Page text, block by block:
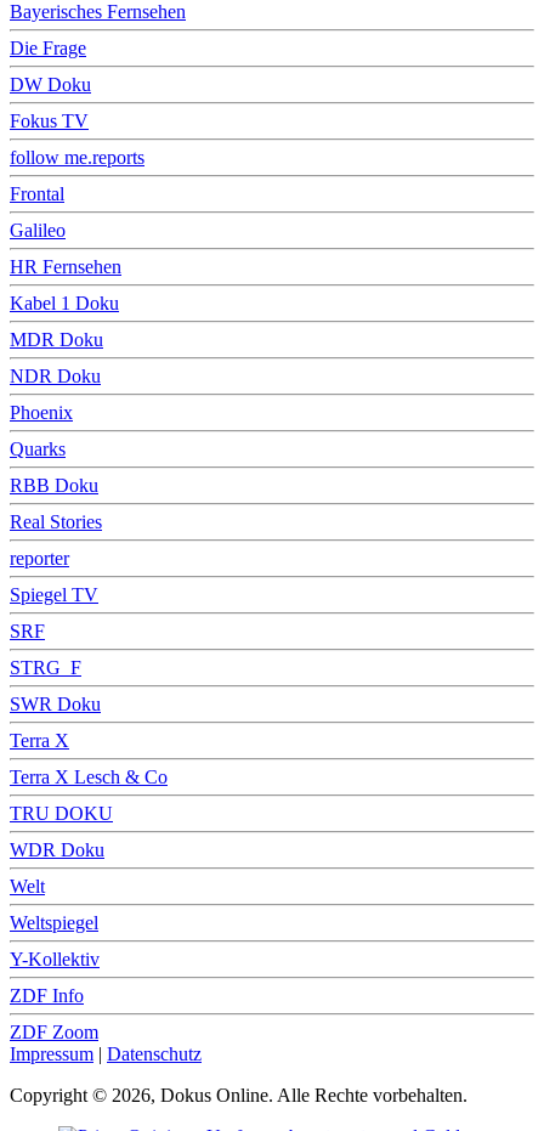
Bayerisches Fernsehen
Die Frage
DW Doku
Fokus TV
follow me.reports
Frontal
Galileo
HR Fernsehen
Kabel 1 Doku
MDR Doku
NDR Doku
Phoenix
Quarks
RBB Doku
Real Stories
reporter
Spiegel TV
SRF
STRG_F
SWR Doku
Terra X
Terra X Lesch & Co
TRU DOKU
WDR Doku
Welt
Weltspiegel
Y-Kollektiv
ZDF Info
ZDF Zoom
Impressum | Datenschutz
Copyright © 2026, Dokus Online. Alle Rechte vorbehalten.